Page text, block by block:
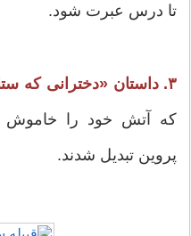
تا درس عبرت شود.
۳. داستان «دخترانی که ستاره شدند»:
که آتش خود را خاموش
پروین تبدیل شدند.